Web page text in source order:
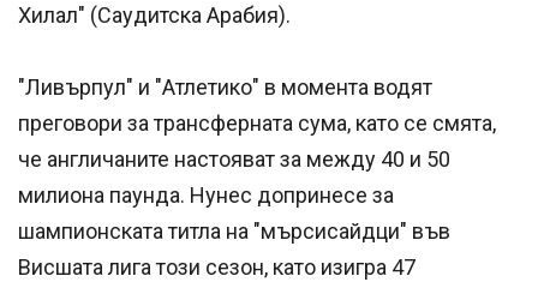
Хилал" (Саудитска Арабия).
"Ливърпул" и "Атлетико" в момента водят
преговори за трансферната сума, като се смята,
че англичаните настояват за между 40 и 50
милиона паунда. Нунес допринесе за
шампионската титла на "мърсисайдци" във
Висшата лига този сезон, като изигра 47